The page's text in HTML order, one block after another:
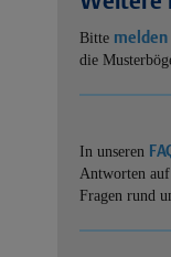
Bitte melden
die
In unseren
Antworten
Fragen rund